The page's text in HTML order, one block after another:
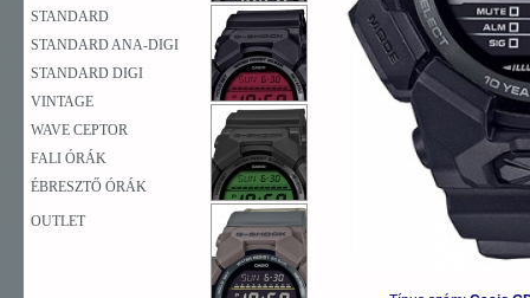
STANDARD
STANDARD ANA-DIGI
STANDARD DIGI
VINTAGE
WAVE CEPTOR
FALI ÓRÁK
ÉBRESZTŐ ÓRÁK
OUTLET